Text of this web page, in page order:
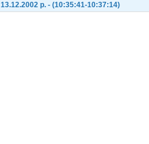
13.12.2002 р. - (10:35:41-10:37:14)